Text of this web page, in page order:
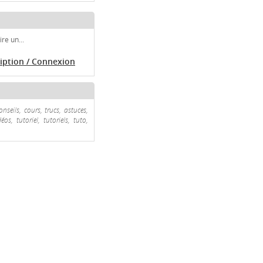
un...
/ Connexion
cours, trucs, astuces,
tutoriel, tutoriels, tuto,